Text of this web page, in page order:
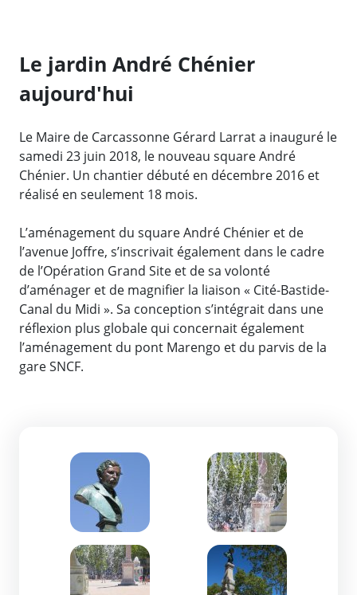
Le jardin André Chénier
aujourd'hui
Le Maire de Carcassonne Gérard Larrat a inauguré le
samedi 23 juin 2018, le nouveau square André
Chénier. Un chantier débuté en décembre 2016 et
réalisé en seulement 18 mois.
L’aménagement du square André Chénier et de
l’avenue Joffre, s’inscrivait également dans le cadre
de l’Opération Grand Site et de sa volonté
d’aménager et de magnifier la liaison « Cité-Bastide-
Canal du Midi ». Sa conception s’intégrait dans une
réflexion plus globale qui concernait également
l’aménagement du pont Marengo et du parvis de la
gare SNCF.
Zoom de l'image Zoom de l'image
Zoom de l'image Zoom de l'image